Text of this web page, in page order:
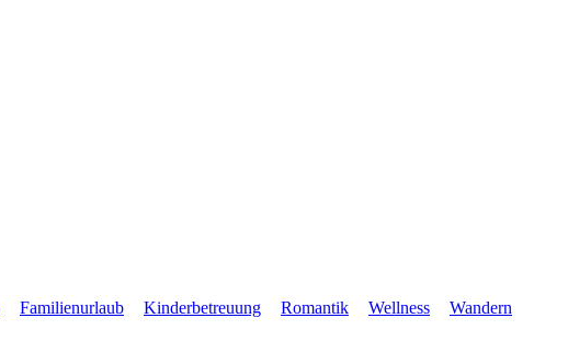
Familienurlaub Kinderbetreuung Romantik Wellness
Wandern